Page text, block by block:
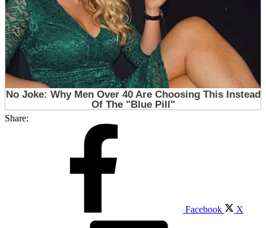
Share:
Facebook X